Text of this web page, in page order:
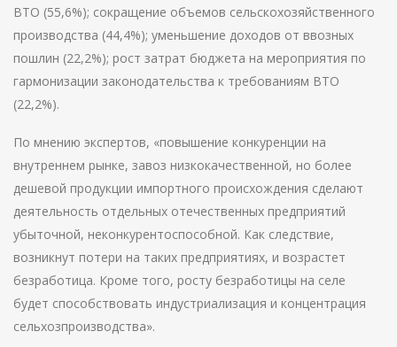
ВТО (55,6%); сокращение объемов сельскохозяйственного
производства (44,4%); уменьшение доходов от ввозных
пошлин (22,2%); рост затрат бюджета на мероприятия по
гармонизации законодательства к требованиям ВТО
(22,2%).
По мнению экспертов, «повышение конкуренции на
внутреннем рынке, завоз низкокачественной, но более
дешевой продукции импортного происхождения сделают
деятельность отдельных отечественных предприятий
убыточной, неконкурентоспособной. Как следствие,
возникнут потери на таких предприятиях, и возрастет
безработица. Кроме того, росту безработицы на селе
будет способствовать индустриализация и концентрация
сельхозпроизводства».